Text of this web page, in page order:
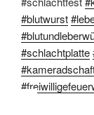
#blutwurst
#schlachtplatte